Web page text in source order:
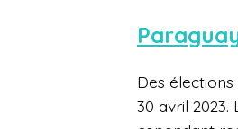
Des
30 avril